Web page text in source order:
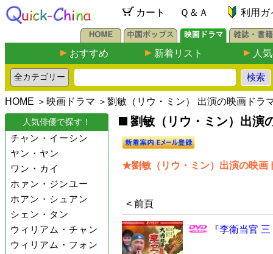
カート Ｑ＆Ａ 利用ガ
おすすめ 新着リスト 人
HOME ＞ 映画ドラマ ＞劉敏（リウ・ミン） 出演の映画ドラ
人気俳優で探す！
チャン・イーシン
ヤン・ヤン
ワン・カイ
ホァン・ジンユー
ホアン・シュアン
シェン・タン
ウィリアム・チャン
ウィリアム・フォン
劉敏（リウ・ミン）出演
★劉敏（リウ・ミン）出演の映画
< 前頁
『李衛当官